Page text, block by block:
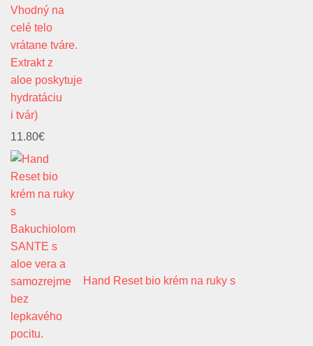
i tvár)
11.80€
Hand Reset bio krém na ruky s